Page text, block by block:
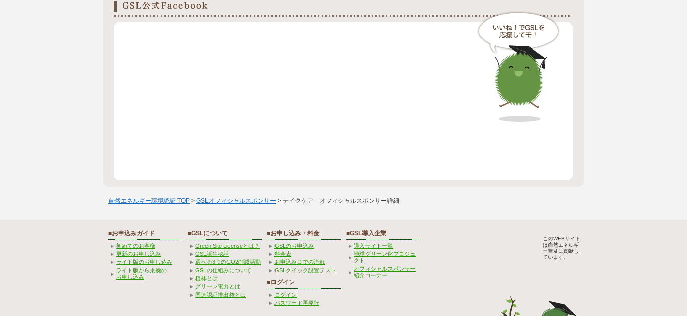
自然エネルギー環境認証 TOP > GSLオフィシャルスポンサー > テイクケア オフィシャルスポンサー詳細
■お申込みガイド
初めてのお客様
更新のお申し込み
ライト版のお申し込み
ライト版から乗換の
お申し込み
■GSLについて
Green Site Licenseとは？
GSL誕生秘話
選べる3つのCO2削減活動
GSLの仕組みについて
植林とは
グリーン電力とは
国連認証排出権とは
■お申し込み・料金
GSLのお申込み
料金表
お申込みまでの流れ
GSLクイック設置テスト
■ログイン
ログイン
パスワード再発行
■GSL導入企業
導入サイト一覧
地球グリーン化プロジェ
クト
オフィシャルスポンサー
紹介コーナー
このWEBサイト
は自然エネルギ
ー普及に貢献し
ています。